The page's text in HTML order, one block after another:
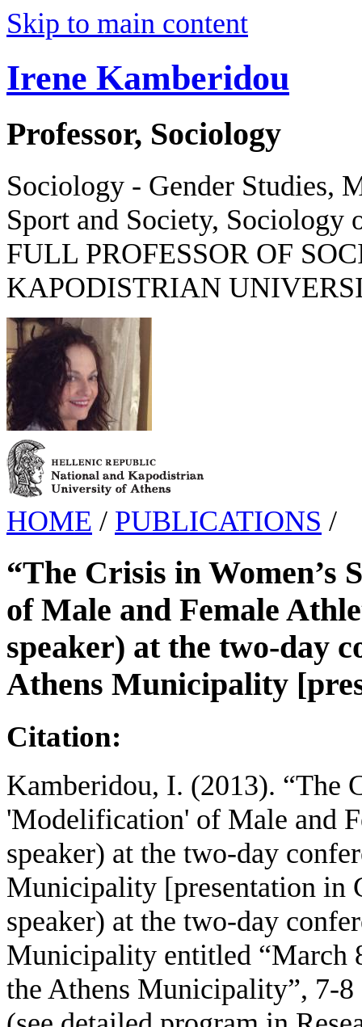
Skip to main content
Irene Kamberidou
Professor, Sociology
Sociology - Gender Studies,
Sport and Society,
FULL PROFESSOR OF
KAPODISTRIAN
HOME / PUBLICATIONS /
“The Crisis in
of Male and Female
speaker) at the two-day
Athens Municipality
Citation:
Kamberidou, I. (2013). “The
'Modelification' of Male and
speaker) at the two-day
Municipality [presentation in
speaker) at the two-day
Municipality entitled “March
the Athens Municipality”, 7-8